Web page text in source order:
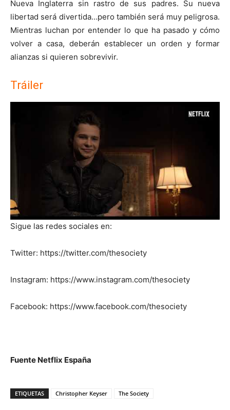
Nueva Inglaterra sin rastro de sus padres. Su nueva
libertad será divertida…pero también será muy peligrosa.
Mientras luchan por entender lo que ha pasado y cómo
volver a casa, deberán establecer un orden y formar
alianzas si quieren sobrevivir.
Tráiler
Sigue las redes sociales en:
Twitter: https://twitter.com/thesociety
Instagram: https://www.instagram.com/thesociety
Facebook: https://www.facebook.com/thesociety
Fuente Netflix España
ETIQUETAS Christopher Keyser The Society